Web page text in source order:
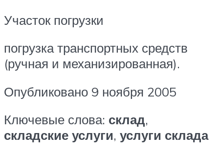
Участок погрузки
погрузка транспортных средств
(ручная и механизированная).
Опубликовано 9 ноября 2005
Ключевые слова: склад,
складские услуги, услуги склада